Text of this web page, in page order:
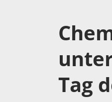
Tag